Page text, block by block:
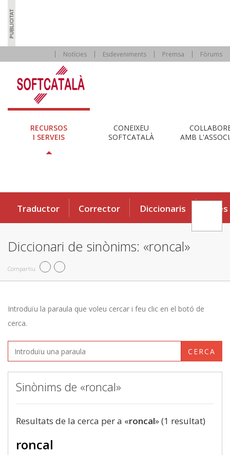
Notícies Esdeveniments Premsa Fòrums
RECURSOS
I SERVEIS
CONEIXEU
SOFTCATALÀ
AMB
Traductor Corrector Diccionaris Eines
Diccionari de sinònims: «roncal»
Compartiu
Introduïu la paraula que voleu cercar i feu clic en el botó de
cerca.
CERCA
Sinònims de «roncal»
Resultats de la cerca per a «roncal» (1 resultat)
roncal